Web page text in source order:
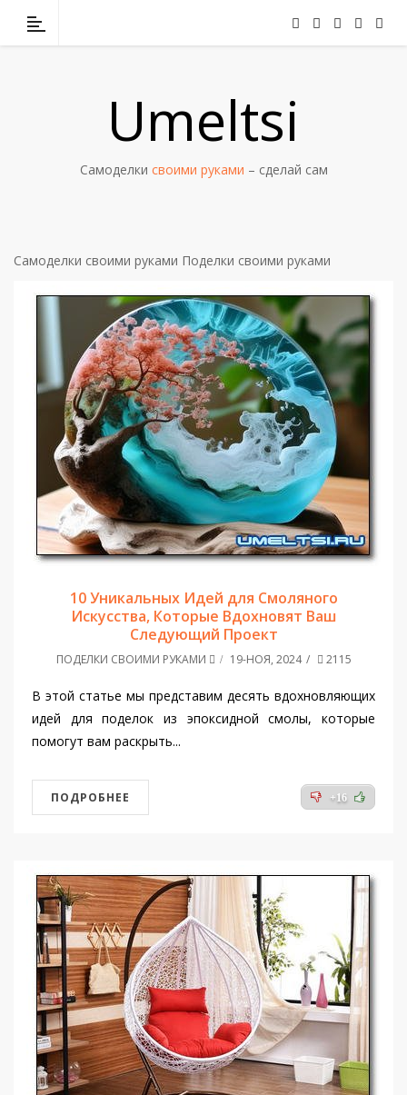
Umeltsi
Самоделки своими руками – сделай сам
Самоделки своими руками Поделки своими руками
10 Уникальных Идей для Смоляного
Искусства, Которые Вдохновят Ваш
Следующий Проект
ПОДЕЛКИ СВОИМИ РУКАМИ 19-НОЯ, 2024 2115
В этой статье мы представим десять вдохновляющих
идей для поделок из эпоксидной смолы, которые
помогут вам раскрыть...
+16
ПОДРОБНЕЕ